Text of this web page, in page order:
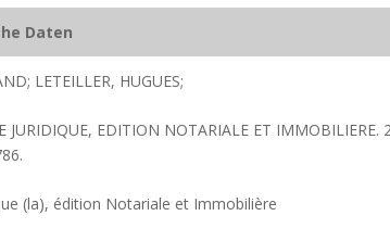
Daten
LETEILLER, HUGUES;
JURIDIQUE, EDITION NOTARIALE ET IMMOBILIERE.
(la), édition Notariale et Immobilière